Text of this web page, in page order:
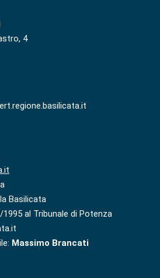
4
Basilicata
al Tribunale di Potenza
Massimo Brancati